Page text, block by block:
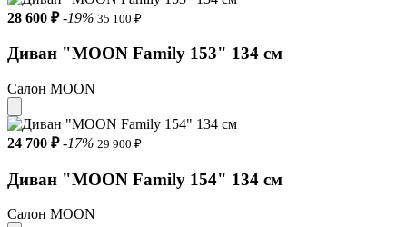
28 600 ₽ -19% 35 100 ₽
Диван "MOON Family 153" 134 см
Салон MOON
24 700 ₽ -17% 29 900 ₽
Диван "MOON Family 154" 134 см
Салон MOON